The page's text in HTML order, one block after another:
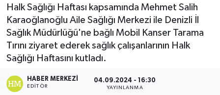
Halk Sağlığı Haftası kapsamında Mehmet Salih
Karaoğlanoğlu Aile Sağlığı Merkezi ile Denizli İl
Sağlık Müdürlüğü'ne bağlı Mobil Kanser Tarama
Tırını ziyaret ederek sağlık çalışanlarının Halk
Sağlığı Haftasını kutladı.
HABER MERKEZI
EDITÖR
04.09.2024 - 16:30
YAYINLANMA
KÜLTÜR SANAT
SPOR
MAGAZİN
ÖZEL HABER
Son Dakika Haberleri
Haber Arşivi